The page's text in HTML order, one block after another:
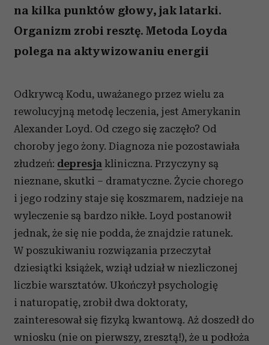
na kilka punktów głowy, jak latarki.
Organizm zrobi resztę. Metoda Loyda
polega na aktywizowaniu energii
Odkrywcą Kodu, uważanego przez wielu za
rewolucyjną metodę leczenia, jest Amerykanin
Alexander Loyd. Od czego się zaczęło? Od
choroby jego żony. Diagnoza nie pozostawiała
złudzeń: depresja kliniczna. Przyczyny są
nieznane, skutki – dramatyczne. Życie chorego
i jego rodziny staje się koszmarem, nadzieje na
wyleczenie są bardzo nikłe. Loyd postanowił
jednak, że się nie podda, że znajdzie ratunek.
W poszukiwaniu rozwiązania przeczytał
dziesiątki książek, wziął udział w niezliczonej
liczbie warsztatów. Ukończył psychologię
i naturopatię, zrobił dwa doktoraty,
zainteresował się fizyką kwantową. Aż doszedł do
wniosku (nie on pierwszy, zresztą!), że u podłoża